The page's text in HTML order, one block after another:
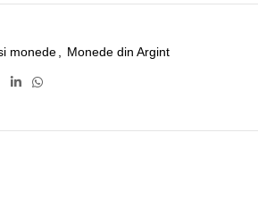
monede Monede din Argint